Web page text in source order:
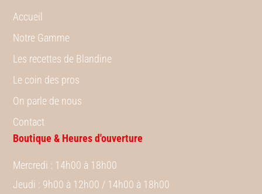
Accueil
Notre Gamme
Les recettes de Blandine
Le coin des pros
On parle de nous
Contact
Boutique & Heures d'ouverture
Mercredi : 14h00 à 18h00
Jeudi : 9h00 à 12h00 / 14h00 à 18h00